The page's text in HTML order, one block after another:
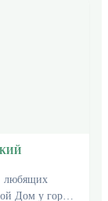
любящих
Дом у горы